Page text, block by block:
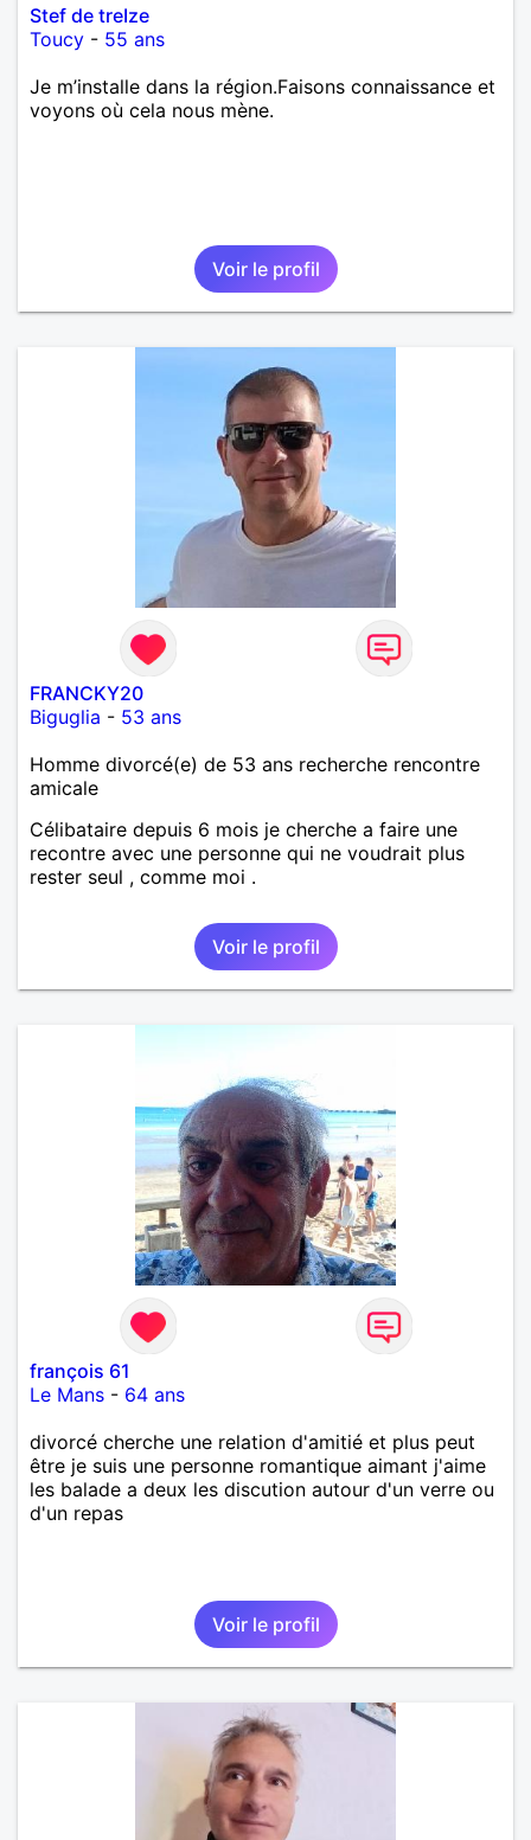
Stef de treIze
Toucy - 55 ans
Je m’installe dans la région.Faisons connaissance et
voyons où cela nous mène.
Voir le profil
FRANCKY20
Biguglia - 53 ans
Homme divorcé(e) de 53 ans recherche rencontre
amicale
Célibataire depuis 6 mois je cherche a faire une
recontre avec une personne qui ne voudrait plus
rester seul , comme moi .
Voir le profil
françois 61
Le Mans - 64 ans
divorcé cherche une relation d'amitié et plus peut
être je suis une personne romantique aimant j'aime
les balade a deux les discution autour d'un verre ou
d'un repas
Voir le profil